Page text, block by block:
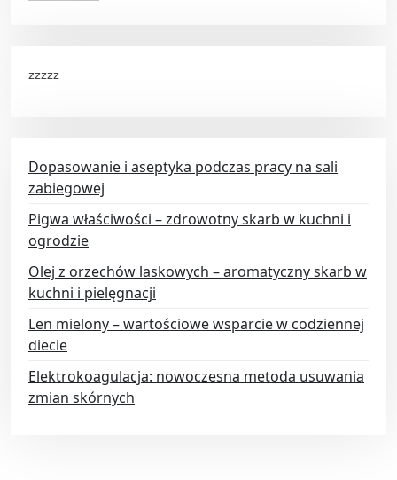
zzzzz
Dopasowanie i aseptyka podczas pracy na sali
zabiegowej
Pigwa właściwości – zdrowotny skarb w kuchni i
ogrodzie
Olej z orzechów laskowych – aromatyczny skarb w
kuchni i pielęgnacji
Len mielony – wartościowe wsparcie w codziennej
diecie
Elektrokoagulacja: nowoczesna metoda usuwania
zmian skórnych